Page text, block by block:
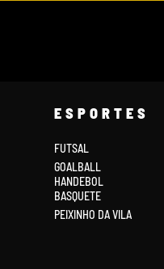
ESPORTES
FUTSAL
GOALBALL
HANDEBOL
BASQUETE
PEIXINHO DA VILA